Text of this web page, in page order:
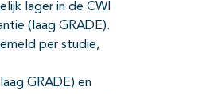
lager in de CWI
(laag GRADE).
per studie,
GRADE) en